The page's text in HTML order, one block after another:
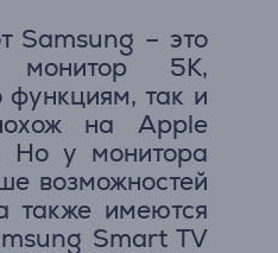
Samsung – это
монитор 5K,
функциям, так и
на Apple
Но у монитора
возможностей
также имеются
Smart TV